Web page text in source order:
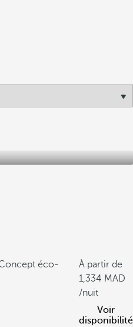
éco-
À partir de
1,334
/nuit
Voir
disponibilité